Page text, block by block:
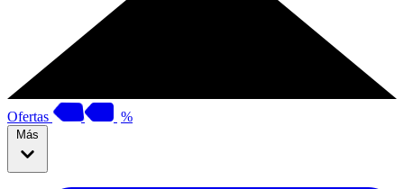
Ofertas %
Más